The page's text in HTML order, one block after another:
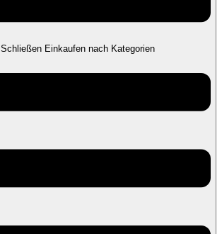
Schließen Einkaufen nach Kategorien